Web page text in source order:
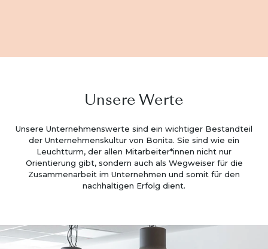
Unsere Werte
Unsere Unternehmenswerte sind ein wichtiger Bestandteil
der Unternehmenskultur von Bonita. Sie sind wie ein
Leuchtturm, der allen Mitarbeiter*innen nicht nur
Orientierung gibt, sondern auch als Wegweiser für die
Zusammenarbeit im Unternehmen und somit für den
nachhaltigen Erfolg dient.